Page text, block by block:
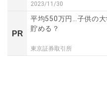
2023/11/30
PR
平均550万円…子供の大
貯める？
東京証券取引所